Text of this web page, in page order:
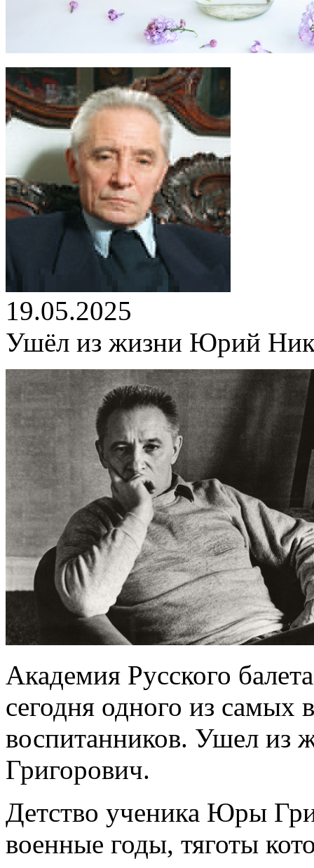
19.05.2025
Ушёл из жизни Юрий
Академия Русского
сегодня одного из
воспитанников. Ушел из
Григорович.
Детство ученика Юры
военные годы, тяготы